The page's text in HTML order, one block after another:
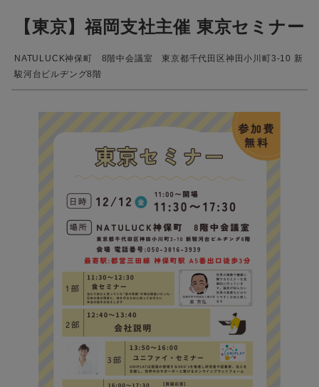
【東京】福岡支社主催 東京セミナー
NATULUCK神保町 8階中会議室 東京都千代田区神田小川町3-10 新
駿河台ビルヂング8階